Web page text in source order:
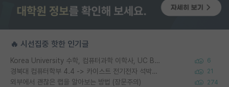
🔥 시선집중 핫한 인기글
Korea University 수학, 컴퓨터과학 이학사, UC Berkeley 산업공학 대학원 공학박사가 되는 것은 쉽지 않겠죠? 6
경북대 컴퓨터학부 4.4 -> 카이스트 전기전자 석박사통합과정 합격 21
외부에서 괜찮은 랩을 알아보는 방법 (장문주의) 274